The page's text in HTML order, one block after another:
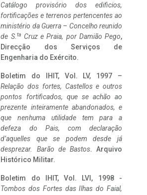
Catálogo provisório dos edificios,
fortificações e terrenos pertencentes ao
ministério da Guerra – Concelho reunido
de S. ta Cruz e Praia, por Damião Pego,
Direcção dos Serviços de
Engenharia do Exército.
Boletim do IHIT, Vol. LV, 1997 –
Relação dos fortes, Castellos e outros
pontos fortificados, que se achão ao
prezente inteiramente abandonados, e
que nenhuma utilidade tem para a
defeza do Pais, com declaração
d’aquelles que se podem desde já
desprezar. Barão de Bastos. Arquivo
Histórico Militar.
Boletim do IHIT, Vol. LVI, 1998 -
Tombos dos Fortes das Ilhas do Faial,